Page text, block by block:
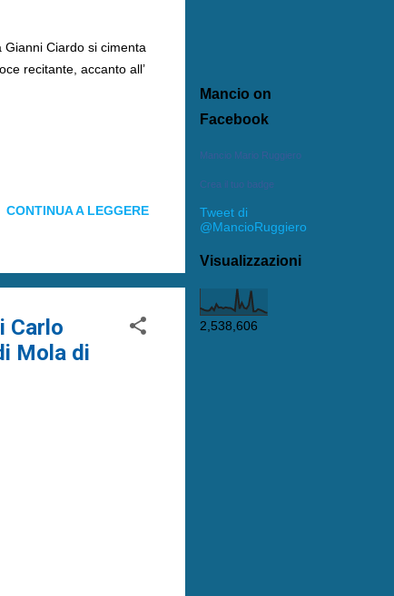
Mancio on
Facebook
Mancio Mario Ruggiero
Crea il tuo badge
Tweet di
@MancioRuggiero
Visualizzazioni
2,538,606
Ciardo si cimenta
recitante, accanto all’
CONTINUA A LEGGERE
Carlo
Mola di